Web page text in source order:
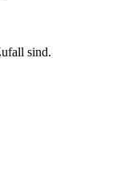
sind.